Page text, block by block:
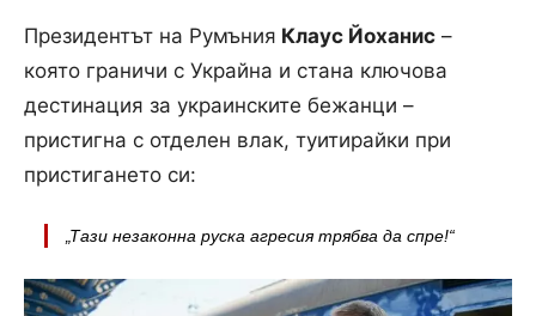
Президентът на Румъния Клаус Йоханис –
която граничи с Украйна и стана ключова
дестинация за украинските бежанци –
пристигна с отделен влак, туитирайки при
пристигането си:
„Тази незаконна руска агресия трябва да спре!“